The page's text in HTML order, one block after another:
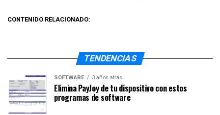
CONTENIDO RELACIONADO:
TENDENCIAS
SOFTWARE 3 años atrás
Elimina PayJoy de tu dispositivo con estos
programas de software